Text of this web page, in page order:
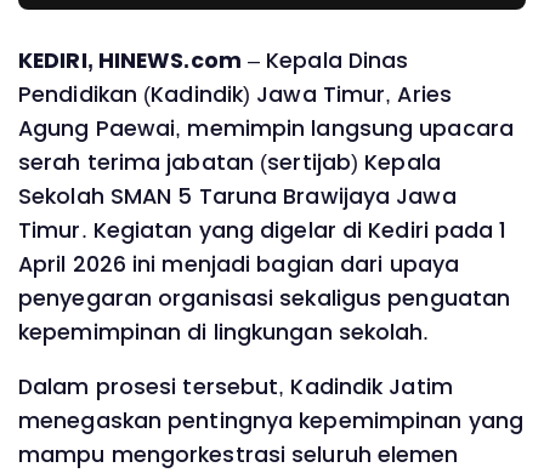
KEDIRI, HINEWS.com – Kepala Dinas
Pendidikan (Kadindik) Jawa Timur, Aries
Agung Paewai, memimpin langsung upacara
serah terima jabatan (sertijab) Kepala
Sekolah SMAN 5 Taruna Brawijaya Jawa
Timur. Kegiatan yang digelar di Kediri pada 1
April 2026 ini menjadi bagian dari upaya
penyegaran organisasi sekaligus penguatan
kepemimpinan di lingkungan sekolah.
Dalam prosesi tersebut, Kadindik Jatim
menegaskan pentingnya kepemimpinan yang
mampu mengorkestrasi seluruh elemen